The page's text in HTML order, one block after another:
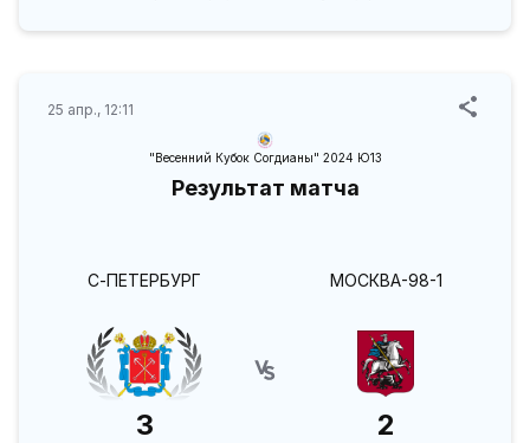
25 апр., 12:11
"Весенний Кубок Согдианы" 2024 Ю13
Результат матча
С-ПЕТЕРБУРГ
3
МОСКВА-98-1
2